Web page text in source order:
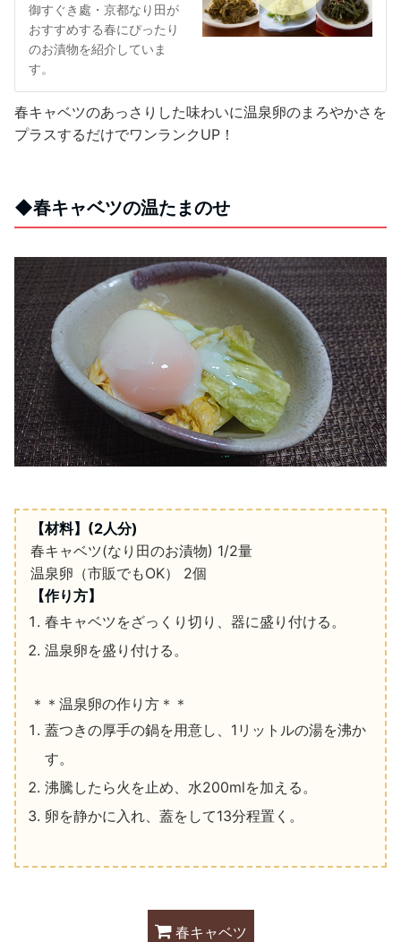
御すぐき處・京都なり田が
おすすめする春にぴったり
のお漬物を紹介していま
す。
春キャベツのあっさりした味わいに温泉卵のまろやかさを
プラスするだけでワンランク UP ！
◆春キャベツの温たまのせ
【材料】 (2人分)
春キャベツ(なり田のお漬物) 1/2量
温泉卵（市販でもOK） 2個
【作り方】
春キャベツをざっくり切り、器に盛り付ける。
温泉卵を盛り付ける。
＊＊温泉卵の作り方＊＊
蓋つきの厚手の鍋を用意し、 1 リットルの湯を沸か
す。
沸騰したら火を止め、水200mlを加える。
卵を静かに入れ、蓋をして13分程置く。
春キャベツ